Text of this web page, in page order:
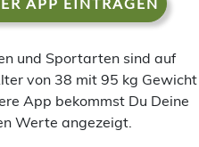
und Sportarten sind auf
von 38 mit 95 kg Gewicht
App bekommst Du Deine
Werte angezeigt.